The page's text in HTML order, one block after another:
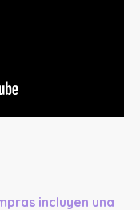
incluyen una